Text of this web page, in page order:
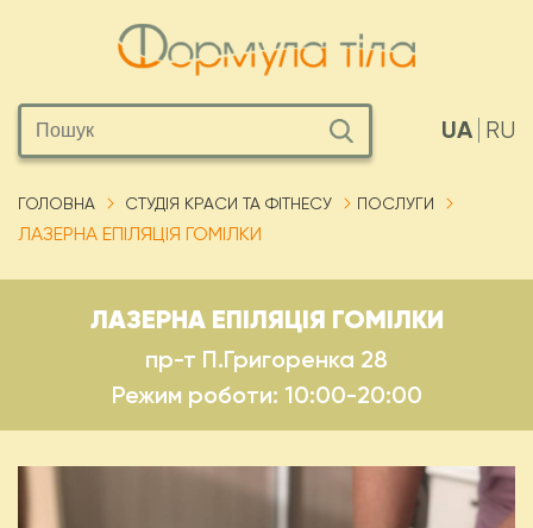
RU
UA
ГОЛОВНА СТУДІЯ КРАСИ ТА ФІТНЕСУ ПОСЛУГИ
ЛАЗЕРНА ЕПІЛЯЦІЯ ГОМІЛКИ
ЛАЗЕРНА ЕПІЛЯЦІЯ ГОМІЛКИ
пр-т П.Григоренка 28
Режим роботи: 10:00-20:00